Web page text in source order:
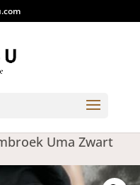
Uma Zwart